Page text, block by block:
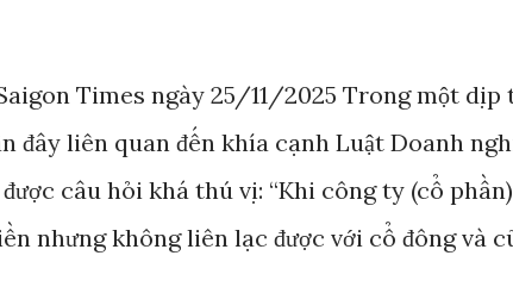
Times ngày 25/11/2025 Trong một dịp
đây liên quan đến khía cạnh Luật Doanh
câu hỏi khá thú vị: “Khi công ty (cổ
nhưng không liên lạc được với cổ đông và